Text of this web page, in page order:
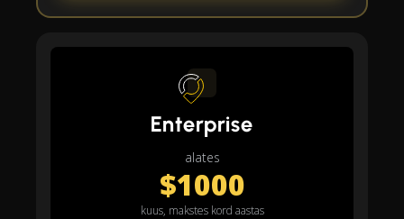
Enterprise
alates
$1000
kuus, makstes kord aastas